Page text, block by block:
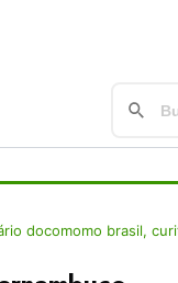
docomomo brasil,